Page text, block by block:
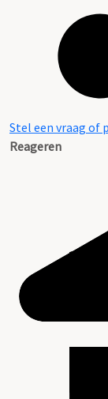
Stel een vraag of
Reageren